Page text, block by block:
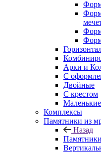
Арки и
С
Двойные
С крестом
Маленькие
Комплексы
Памятники из
Назад